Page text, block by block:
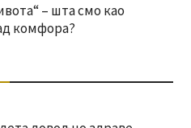
– шта смо као
комфора?